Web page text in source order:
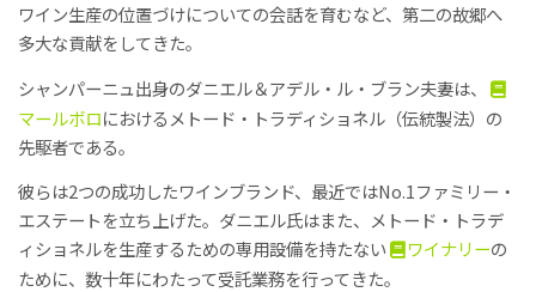
ワイン生産の位置づけについての会話を育むなど、第二の故郷へ
多大な貢献をしてきた。
シャンパーニュ出身のダニエル＆アデル・ル・ブラン夫妻は、
マールボロにおけるメトード・トラディショネル（伝統製法）の
先駆者である。
彼らは2つの成功したワインブランド、最近ではNo.1ファミリー・
エステートを立ち上げた。ダニエル氏はまた、メトード・トラデ
ィショネルを生産するための専用設備を持たない
ワイナリーの
ために、数十年にわたって受託業務を行ってきた。